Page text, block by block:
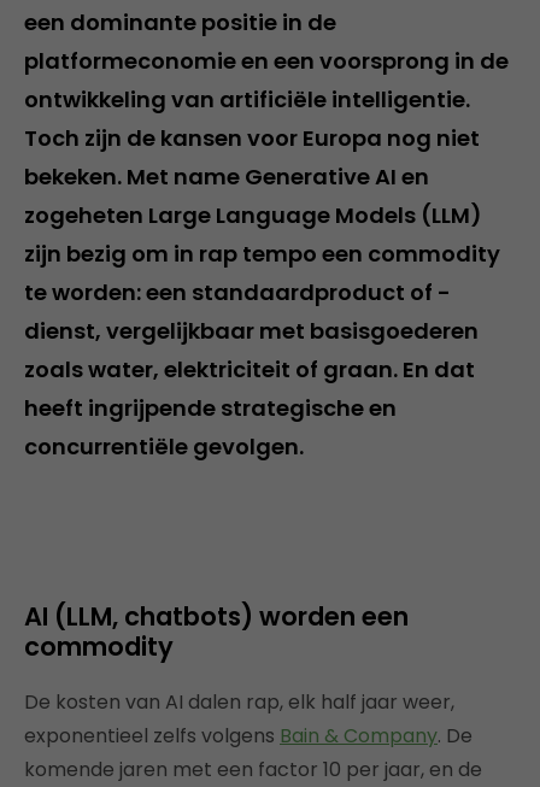
een dominante positie in de
platformeconomie en een voorsprong in de
ontwikkeling van artificiële intelligentie.
Toch zijn de kansen voor Europa nog niet
bekeken. Met name Generative AI en
zogeheten Large Language Models (LLM)
zijn bezig om in rap tempo een commodity
te worden: een standaardproduct of -
dienst, vergelijkbaar met basisgoederen
zoals water, elektriciteit of graan. En dat
heeft ingrijpende strategische en
concurrentiële gevolgen.
AI (LLM, chatbots) worden een
commodity
De kosten van AI dalen rap, elk half jaar weer,
exponentieel zelfs volgens Bain & Company. De
komende jaren met een factor 10 per jaar, en de